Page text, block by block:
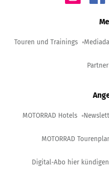
Touren und Trainings
MOTORRAD Hotels
MOTORRAD
Digital-Abo hier kündigen